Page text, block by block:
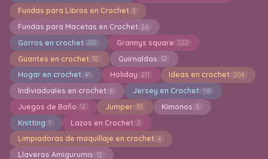
Fundas para Libros en Crochet 3
Fundas para Macetas en Crochet 26
Gorros en crochet 282 Grannys square 222
Guantes en crochet 32 Guirnaldas 12
Hogar en crochet 41 Holiday 211 Ideas en crochet 204
Indiviaduales en crochet 6 Jersey en Crochet 118
Juegos de Baño 12 Jumper 10 Kimonos 5
Knitting 1 Lazos en Crochet 2
Limpiadoras de maquillaje en crochet 4
Llaveros Amigurumis 12